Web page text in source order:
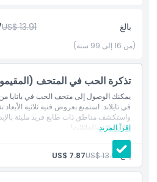
ذو طابع الحب أو تتخذ وضعية داخل وهم
المتحف مثالي لالتقاط لحظات مرحة
منتزه فن الحب في باتايا هو وجهة فريدة
الباحثين عن مغامرة إبداعية. إنه مكان
ليمنحك تجربة لا تُنسى.
أبرز المعالم
المتضمنات
بالغ US$ 13.91
(من 16 إلى 99 سنة)
تذكرة الحب في المتحف
يمكنك الوصول إلى متحف الحب في باتايا
في تايلاند. استمتع بعروض فنية ثلاثية
واستكشف مناطق ذات طابع فريد مليئة
والأصدقاء والعائلات!
اقرأ المزيد
بالغ:US$ 13.91
US$ 7.87